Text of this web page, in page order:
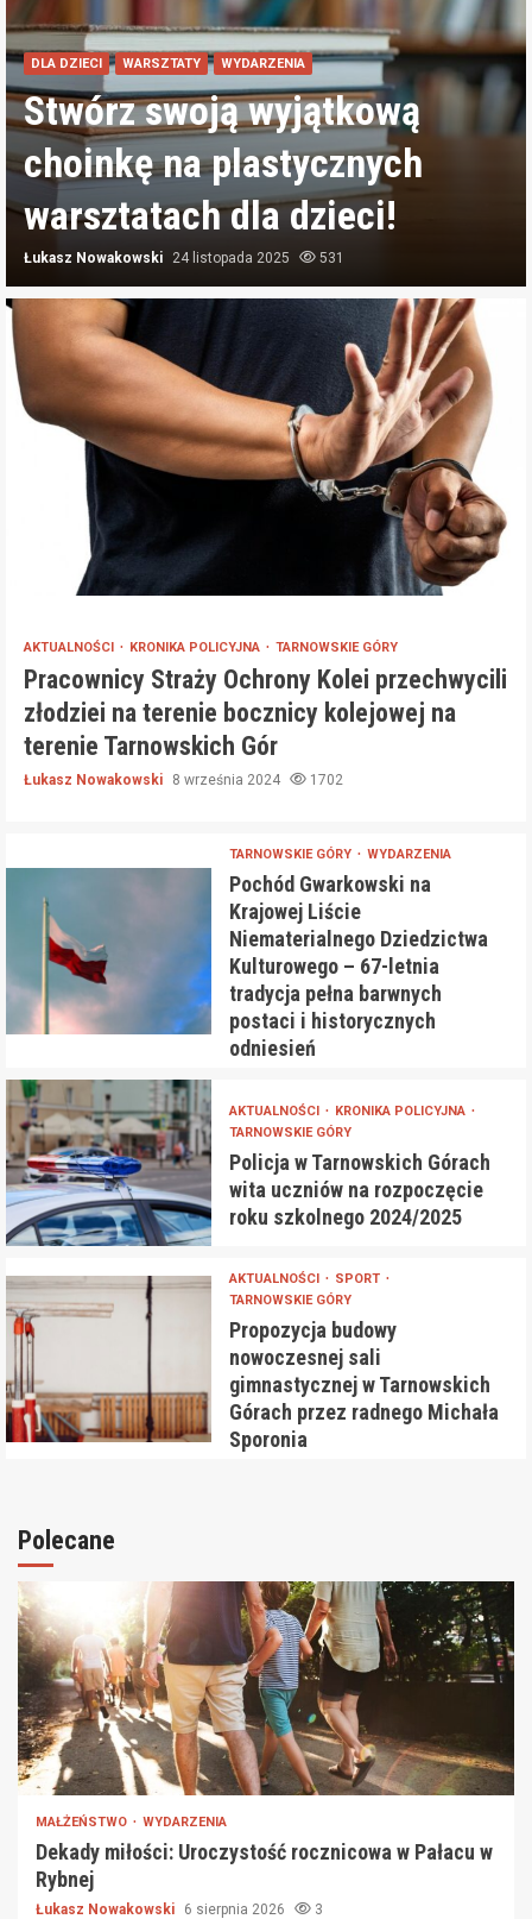
Plan rządu na eliminację prac
domowych w szkołach
podstawowych spotyka się z
krytyką
Łukasz Nowakowski 22 stycznia 2024 2249
AKTUALNOŚCI KRONIKA POLICYJNA TARNOWSKIE GÓRY
Pracownicy Straży Ochrony Kolei przechwycili
złodziei na terenie bocznicy kolejowej na
terenie Tarnowskich Gór
Łukasz Nowakowski 8 września 2024 1702
TARNOWSKIE GÓRY WYDARZENIA
Pochód Gwarkowski na
Krajowej Liście
Niematerialnego Dziedzictwa
Kulturowego – 67-letnia
tradycja pełna barwnych
postaci i historycznych
odniesień
AKTUALNOŚCI
KRONIKA POLICYJNA
TARNOWSKIE GÓRY
Policja w Tarnowskich Górach
wita uczniów na rozpoczęcie
roku szkolnego 2024/2025
AKTUALNOŚCI
SPORT
TARNOWSKIE GÓRY
Propozycja budowy
nowoczesnej sali
gimnastycznej w Tarnowskich
Górach przez radnego Michała
Sporonia
Polecane
MAŁŻEŃSTWO WYDARZENIA
Dekady miłości: Uroczystość rocznicowa w Pałacu w
Rybnej
Łukasz Nowakowski 6 sierpnia 2026 3